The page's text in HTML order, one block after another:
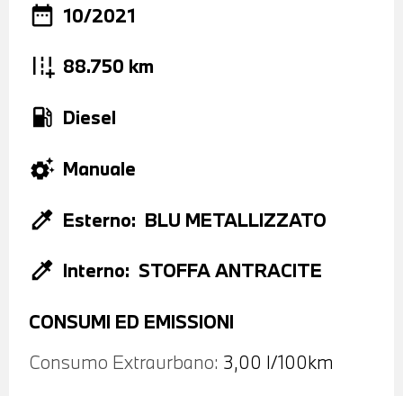
date_range 10/2021
add_road 88.750 km
local_gas_station Diesel
settings_suggest Manuale
colorize Esterno: BLU METALLIZZATO
colorize Interno: STOFFA ANTRACITE
CONSUMI ED EMISSIONI
Consumo Extraurbano: 3,00 l/100km